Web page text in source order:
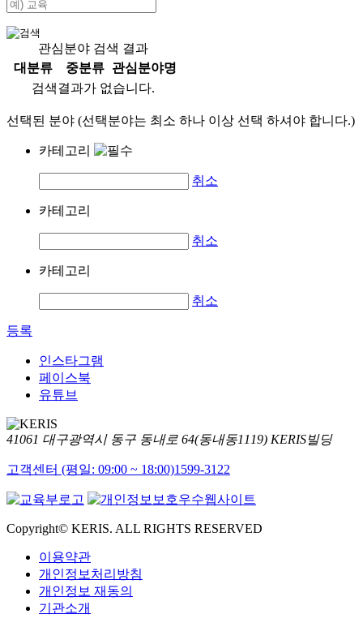
관심분야 검색 결과
대분류
중분류
관심분야명
검색결과가 없습니다.
선택된 분야 (선택분야는 최소 하나 이상 선택 하셔야 합니다.)
카테고리
취소
카테고리
취소
카테고리
취소
등록
인스타그램
페이스북
유튜브
41061 대구광역시 동구 동내로 64(동내동1119) KERIS빌딩
고객센터 (평일: 09:00 ~ 18:00)1599-3122
Copyright© KERIS. ALL RIGHTS RESERVED
이용약관
개인정보처리방침
개인정보 재동의
기관소개